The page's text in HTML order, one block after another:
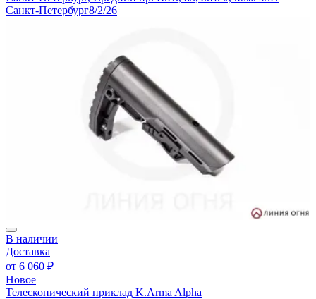
Санкт-Петербург8/2/26
В наличии
Доставка
от 6 060 ₽
Новое
Телескопический приклад K.Arma Alpha